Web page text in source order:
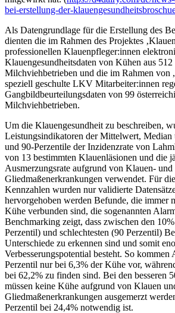
bei-erstellung-der-
Als Datengrundlage für die Erstellung des
dienten die im Rahmen des Projektes
professionellen Klauenpfleger:innen
Klauengesundheitsdaten von Kühen aus 512
Milchviehbetrieben und die im Rahmen von
speziell geschulte LKV Mitarbeiter:innen
Gangbildbeurteilungsdaten von 99
Milchviehbetrieben.
Um die Klauengesundheit zu beschreiben,
Leistungsindikatoren der Mittelwert, Median
und 90-Perzentile der Inzidenzrate von
von 13 bestimmten Klauenläsionen und die
Ausmerzungsrate aufgrund von Klauen- und
Gliedmaßenerkrankungen verwendet. Für
Kennzahlen wurden nur validierte
hervorgehoben werden Befunde, die immer
Kühe verbunden sind, die sogenannten
Benchmarking zeigt, dass zwischen den
Perzentil) und schlechtesten (90 Perzentil)
Unterschiede zu erkennen sind und somit
Verbesserungspotential besteht. So
Perzentil nur bei 6,3% der Kühe vor,
bei 62,2% zu finden sind. Bei den besseren
müssen keine Kühe aufgrund von Klauen
Gliedmaßenerkrankungen ausgemerzt
Perzentil bei 24,4% notwendig ist.